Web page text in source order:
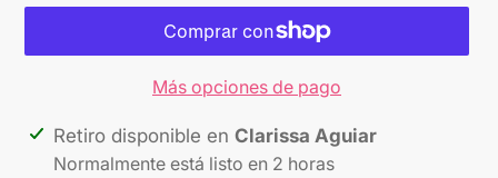
Más opciones de pago
Agregando
Retiro disponible en Clarissa Aguiar
Normalmente está listo en 2 horas